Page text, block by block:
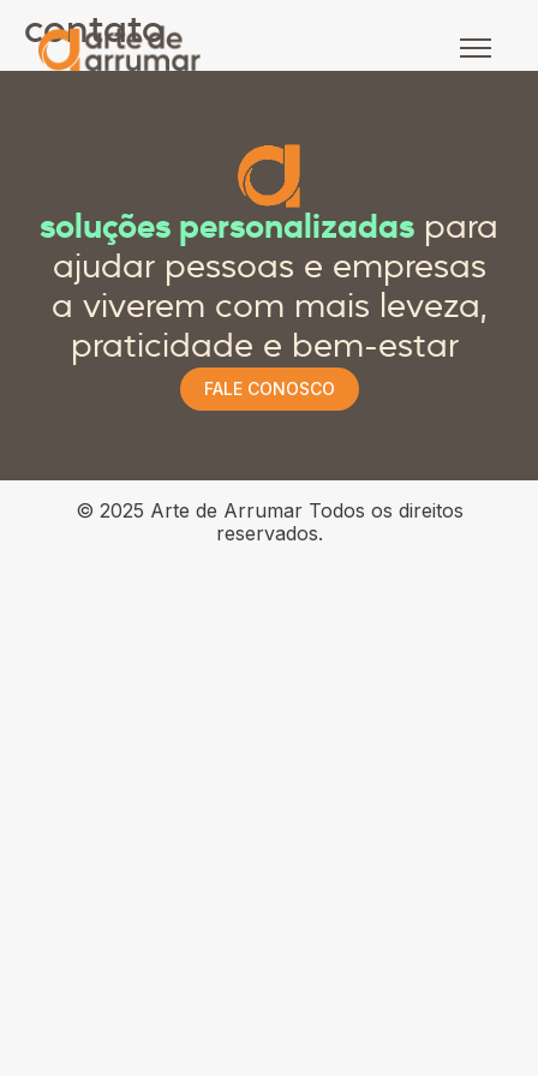
contato
soluções personalizadas para
ajudar pessoas e empresas
a viverem com mais leveza,
praticidade e bem-estar
FALE CONOSCO
© 2025 Arte de Arrumar Todos os direitos
reservados.